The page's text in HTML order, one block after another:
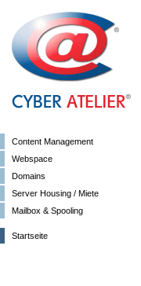
Content Management
Webspace
Domains
Server Housing / Miete
Mailbox & Spooling
Startseite